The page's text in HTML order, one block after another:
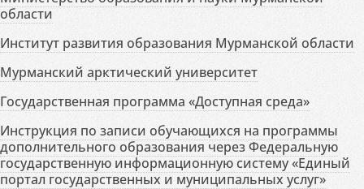
области
Институт развития образования Мурманской области
Мурманский арктический университет
Государственная программа «Доступная среда»
Инструкция по записи обучающихся на программы
дополнительного образования через Федеральную
государственную информационную систему «Единый
портал государственных и муниципальных услуг»